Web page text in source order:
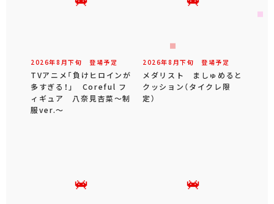
2026年8 月下旬 登場予定
TVアニメ「負けヒロインが
多すぎる！」 Coreful フ
ィギュア 八奈見杏菜～制
服ver.～
2026年8 月下旬 登場予定
メダリスト ましゅめると
クッション（タイクレ限
定）